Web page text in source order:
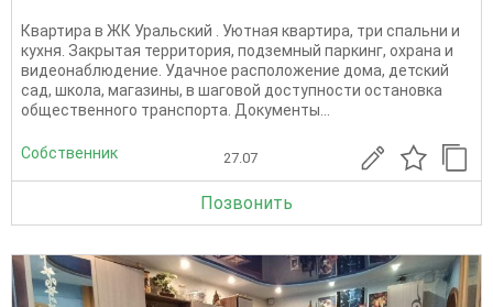
Квартира в ЖК Уральский . Уютная квартира, три спальни и
кухня. Закрытая территория, подземный паркинг, охрана и
видеонаблюдение. Удачное расположение дома, детский
сад, школа, магазины, в шаговой доступности остановка
общественного транспорта. Документы...
Собственник 27.07
Позвонить